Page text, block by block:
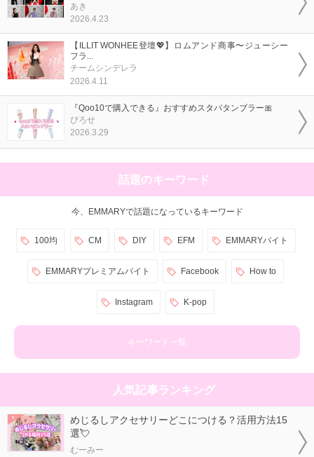
あき
2026.4.23
【ILLIT WONHEE登壇💖】ロムアンド商事〜ジューシー
フラ...
チームシンデレラ
2026.4.11
『Qoo10で購入できる』おすすめスタバタンブラー🎀
ぴろせ
2026.3.29
話題のキーワード
今、EMMARYで話題になっているキーワード
100均 CM DIY EFM EMMARYバイト
EMMARYプレミアムバイト Facebook How to
Instagram K-pop
キーワード一覧
人気記事ランキング
めじるしアクセサリーどこにつける？活用方法15
選💘
むーみー